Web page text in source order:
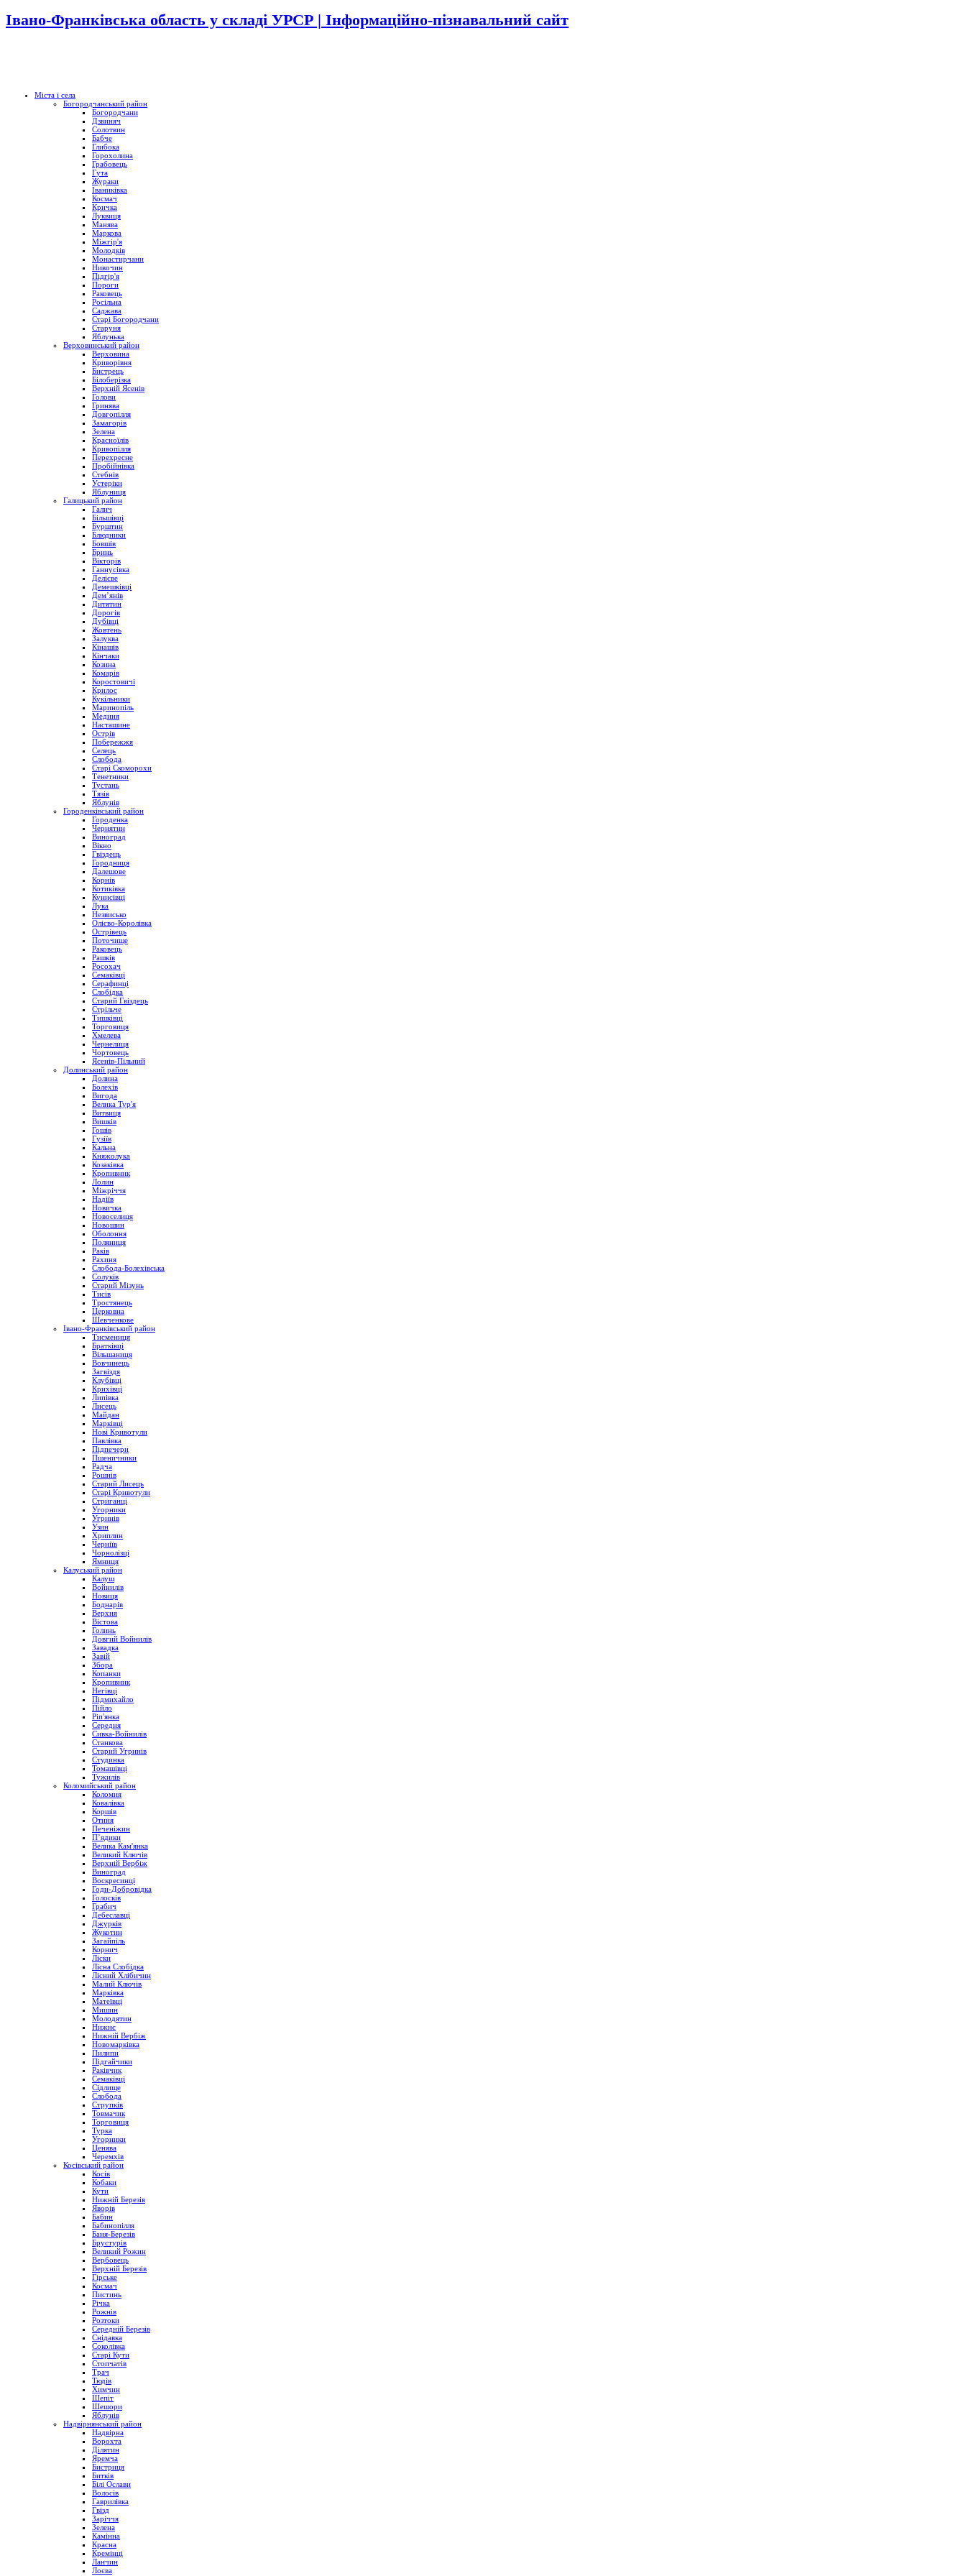
Івано-Франківська область у складі УРСР | Інформаційно-пізнавальний сайт
Міста і села
Богородчанський район
Богородчани
Дзвиняч
Солотвин
Бабче
Глибока
Горохолина
Грабовець
Гута
Жураки
Іваниківка
Космач
Кричка
Луквиця
Манява
Маркова
Міжгір'я
Молодків
Монастирчани
Нивочин
Підгір'я
Пороги
Раковець
Росільна
Саджава
Старі Богородчани
Старуня
Яблунька
Верховинський район
Верховина
Криворівня
Бистрець
Білоберізка
Верхній Ясенів
Голови
Гринява
Довгопілля
Замагорів
Зелена
Красноїлів
Кривопілля
Перехресне
Пробійнівка
Стебнів
Устеріки
Яблуниця
Галицький район
Галич
Більшівці
Бурштин
Блюдники
Бовшів
Бринь
Вікторів
Ганнусівка
Делієве
Демешківці
Дем’янів
Дитятин
Дорогів
Дубівці
Жовтень
Залуква
Кінашів
Кінчаки
Козина
Комарів
Коростовичі
Крилос
Кукільники
Маринопіль
Мединя
Насташине
Острів
Побережжя
Селець
Слобода
Старі Скоморохи
Тенетники
Тустань
Тязів
Яблунів
Городенківський район
Городенка
Чернятин
Виноград
Вікно
Гвіздець
Городниця
Далешове
Корнів
Котиківка
Кунисівці
Лука
Незвисько
Олієво-Королівка
Острівець
Поточище
Раковець
Рашків
Росохач
Семаківці
Серафинці
Слобідка
Старий Гвіздець
Стрільче
Тишківці
Торговиця
Хмелева
Чернелиця
Чортовець
Ясенів-Пільний
Долинський район
Долина
Болехів
Вигода
Велика Тур'я
Витвиця
Вишків
Гошів
Гузіїв
Кальна
Княжолука
Козаківка
Кропивник
Лолин
Міжріччя
Надіїв
Новичка
Новоселиця
Новошин
Оболоння
Поляниця
Раків
Рахиня
Слобода-Болехівська
Солуків
Старий Мізунь
Тисів
Тростянець
Церковна
Шевченкове
Івано-Франківський район
Тисмениця
Братківці
Вільшаниця
Вовчинець
Загвіздя
Клубівці
Крихівці
Липівка
Лисець
Майдан
Марківці
Нові Кривотули
Павлівка
Підпечери
Пшеничники
Радча
Рошнів
Старий Лисець
Старі Кривотули
Стриганці
Угорники
Угринів
Узин
Хриплин
Черніїв
Чорнолізці
Ямниця
Калуський район
Калуш
Войнилів
Новиця
Боднарів
Верхня
Вістова
Голинь
Довгий Войнилів
Завадка
Завій
Збора
Копанки
Кропивник
Негівці
Підмихайло
Пійло
Ріп'янка
Середня
Сивка-Войнилів
Станкова
Старий Угринів
Студинка
Томашівці
Тужилів
Коломийський район
Коломия
Ковалівка
Коршів
Отиня
Печеніжин
П’ядики
Велика Кам'янка
Великий Ключів
Верхній Вербіж
Виноград
Воскресинці
Годи-Добровідка
Голосків
Грабич
Дебеславці
Джурків
Жукотин
Загайпіль
Корнич
Ліски
Лісна Слобідка
Лісний Хлібичин
Малий Ключів
Марківка
Матеївці
Мишин
Молодятин
Нижнє
Нижній Вербіж
Новомарківка
Пилипи
Підгайчики
Раківчик
Семаківці
Сідлище
Слобода
Струпків
Товмачик
Торговиця
Турка
Угорники
Ценява
Черемхів
Косівський район
Косів
Кобаки
Кути
Нижній Березів
Яворів
Бабин
Бабинопілля
Баня-Березів
Брустурів
Великий Рожин
Вербовець
Верхній Березів
Гірське
Космач
Пистинь
Річка
Рожнів
Розтоки
Середній Березів
Снідавка
Соколівка
Старі Кути
Стопчатів
Трач
Тюдів
Химчин
Шепіт
Шешори
Яблунів
Надвірнянський район
Надвірна
Ворохта
Ділятин
Яремча
Бистриця
Битків
Білі Ослави
Волосів
Гаврилівка
Гвізд
Заріччя
Зелена
Камінна
Красна
Кремінці
Ланчин
Лоєва